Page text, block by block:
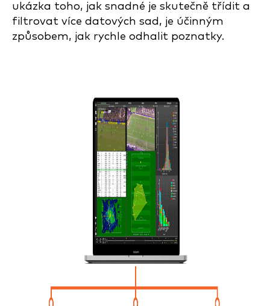
ukázka toho, jak snadné je skutečně třídit a
filtrovat více datových sad, je účinným
způsobem, jak rychle odhalit poznatky.